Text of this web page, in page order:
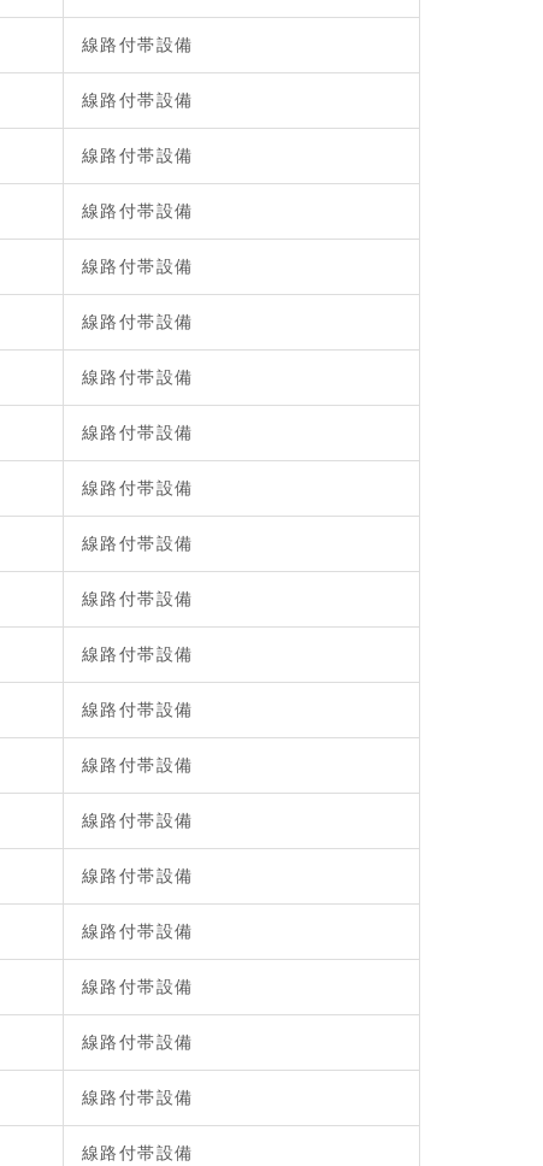
線路付帯設備
線路付帯設備
線路付帯設備
線路付帯設備
線路付帯設備
線路付帯設備
線路付帯設備
線路付帯設備
線路付帯設備
線路付帯設備
線路付帯設備
線路付帯設備
線路付帯設備
線路付帯設備
線路付帯設備
線路付帯設備
線路付帯設備
線路付帯設備
線路付帯設備
線路付帯設備
線路付帯設備